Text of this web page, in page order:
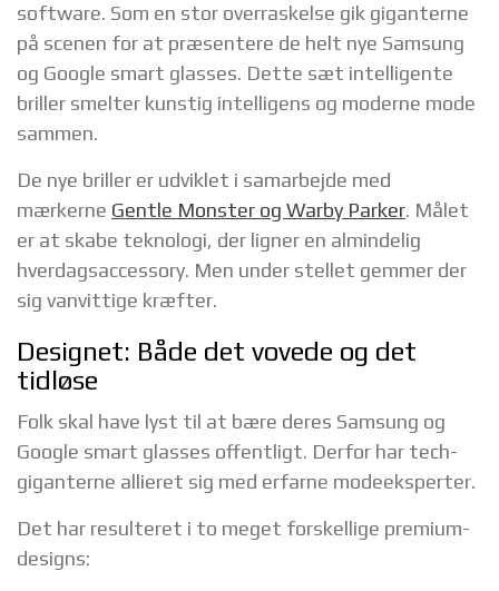
software. Som en stor overraskelse gik giganterne
på scenen for at præsentere de helt nye Samsung
og Google smart glasses. Dette sæt intelligente
briller smelter kunstig intelligens og moderne mode
sammen.
De nye briller er udviklet i samarbejde med
mærkerne Gentle Monster og Warby Parker. Målet
er at skabe teknologi, der ligner en almindelig
hverdagsaccessory. Men under stellet gemmer der
sig vanvittige kræfter.
Designet: Både det vovede og det
tidløse
Folk skal have lyst til at bære deres Samsung og
Google smart glasses offentligt. Derfor har tech-
giganterne allieret sig med erfarne modeeksperter.
Det har resulteret i to meget forskellige premium-
designs: